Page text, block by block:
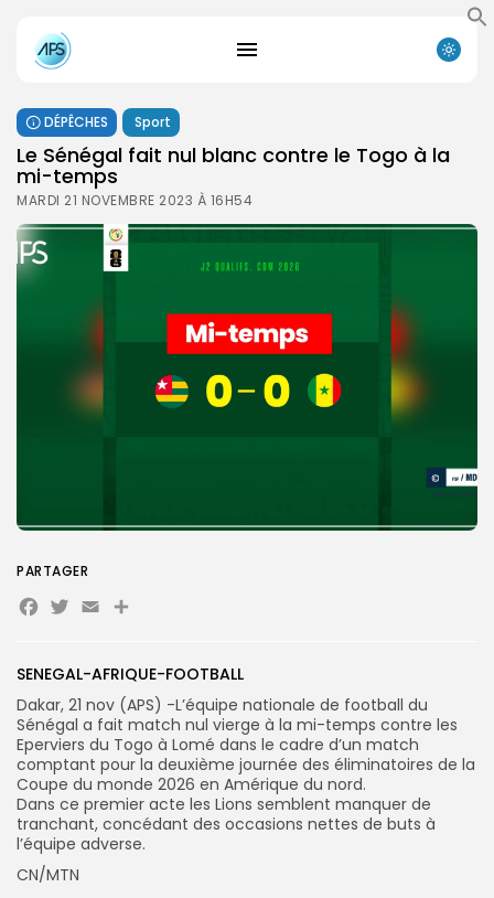
Search
Search
DÉPÊCHES Sport
Le Sénégal fait nul blanc contre le Togo à la
mi-temps
MARDI 21 NOVEMBRE 2023 À 16H54
SENEGAL-AFRIQUE-FOOTBALL
Dakar, 21 nov (APS) -L’équipe nationale de football du
Sénégal a fait match nul vierge à la mi-temps contre les
Eperviers du Togo à Lomé dans le cadre d’un match
comptant pour la deuxième journée des éliminatoires de la
Coupe du monde 2026 en Amérique du nord.
Dans ce premier acte les Lions semblent manquer de
tranchant, concédant des occasions nettes de buts à
l’équipe adverse.
CN/MTN
PARTAGER
Facebook
Twitter
EmailPartager